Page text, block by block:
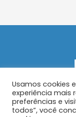
Usamos cookies
experiência mais
preferências e
todos”, você